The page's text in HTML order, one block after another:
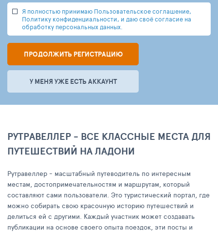
Я полностью принимаю Пользовательское соглашение,
Политику конфиденциальности, и даю своё согласие на
обработку персональных данных.
ПРОДОЛЖИТЬ РЕГИСТРАЦИЮ
У МЕНЯ УЖЕ ЕСТЬ АККАУНТ
РУТРАВЕЛЛЕР - ВСЕ КЛАССНЫЕ МЕСТА ДЛЯ
ПУТЕШЕСТВИЙ НА ЛАДОНИ
Рутравеллер - масштабный путеводитель по интересным
местам, достопримечательностям и маршрутам, который
составляют сами пользователи. Это туристический портал, где
можно собирать свою красочную историю путешествий и
делиться ей с другими. Каждый участник может создавать
публикации на основе своего опыта поездок, эти посты и